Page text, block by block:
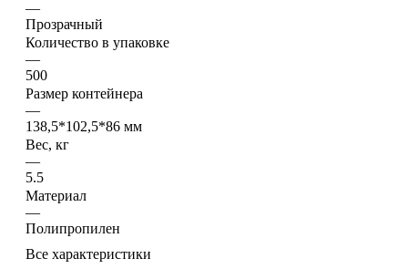
—
Прозрачный
Количество в упаковке
—
500
Размер контейнера
—
138,5*102,5*86 мм
Вес, кг
—
5.5
Материал
—
Полипропилен
Все характеристики